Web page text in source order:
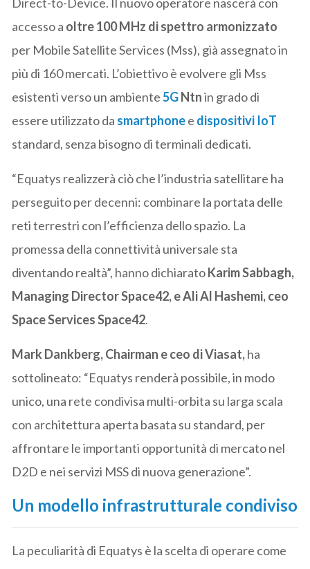
accesso a oltre 100 MHz di spettro armonizzato
per Mobile Satellite Services (Mss), già assegnato in
più di 160 mercati. L’obiettivo è evolvere gli Mss
esistenti verso un ambiente5GNtnin grado di
essere utilizzato da smartphonee dispositivi IoT
standard, senza bisogno di terminali dedicati.
“Equatys realizzerà ciò che l’industria satellitare ha
perseguito per decenni: combinare la portata delle
reti terrestri con l’efficienza dello spazio. La
promessa della connettività universale sta
diventando realtà”, hanno dichiaratoKarim Sabbagh,
Managing Director Space42, e Ali Al Hashemi, ceo
Space Services Space42.
Mark Dankberg, Chairman e ceo di Viasat,ha
sottolineato: “Equatys renderà possibile, in modo
unico, una rete condivisa multi-orbita su larga scala
con architettura aperta basata su standard, per
affrontare le importanti opportunità di mercato nel
D2D e nei servizi MSS di nuova generazione”.
Un modello infrastrutturale condiviso
La peculiarità di Equatys è la scelta di operare come